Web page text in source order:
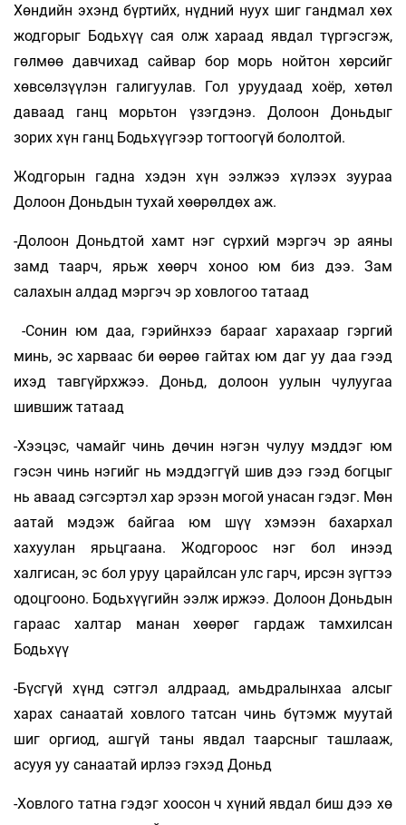
Хөндийн эхэнд бүртийх, нүдний нуух шиг гандмал хөх
жодгорыг Бодьхүү сая олж хараад явдал түргэсгэж,
гөлмөө давчихад сайвар бор морь нойтон хөрсийг
хөвсөлзүүлэн галигуулав. Гол уруудаад хоёр, хөтөл
даваад ганц морьтон үзэгдэнэ. Долоон Доньдыг
зорих хүн ганц Бодьхүүгээр тогтоогүй бололтой.
Жодгорын гадна хэдэн хүн ээлжээ хүлээх зуураа
Долоон Доньдын тухай хөөрөлдөх аж.
-Долоон Доньдтой хамт нэг сүрхий мэргэч эр аяны
замд таарч, ярьж хөөрч хоноо юм биз дээ. Зам
салахын алдад мэргэч эр ховлогоо татаад
-Сонин юм даа, гэрийнхээ барааг харахаар гэргий
минь, эс харваас би өөрөө гайтах юм даг уу даа гээд
ихэд тавгүйрхжээ. Доньд, долоон уулын чулуугаа
шившиж татаад
-Хээцэс, чамайг чинь дөчин нэгэн чулуу мэддэг юм
гэсэн чинь нэгийг нь мэддэггүй шив дээ гээд богцыг
нь аваад сэгсэртэл хар эрээн могой унасан гэдэг. Мөн
аатай мэдэж байгаа юм шүү хэмээн бахархал
хахуулан ярьцгаана. Жодгороос нэг бол инээд
халгисан, эс бол уруу царайлсан улс гарч, ирсэн зүгтээ
одоцгооно. Бодьхүүгийн ээлж иржээ. Долоон Доньдын
гараас халтар манан хөөрөг гардаж тамхилсан
Бодьхүү
-Бүсгүй хүнд сэтгэл алдраад, амьдралынхаа алсыг
харах санаатай ховлого татсан чинь бүтэмж муутай
шиг оргиод, ашгүй таны явдал таарсныг ташлааж,
асууя уу санаатай ирлээ гэхэд Доньд
-Ховлого татна гэдэг хоосон ч хүний явдал биш дээ хө